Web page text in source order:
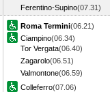
Ferentino-Supino(07.31)
Roma Termini(06.21)
Ciampino(06.34)
Tor Vergata(06.40)
Zagarolo(06.51)
Valmontone(06.59)
Colleferro(07.06)